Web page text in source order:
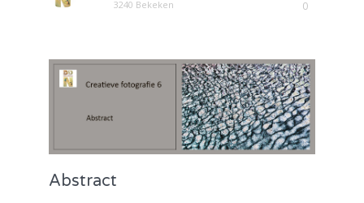
3240 Bekeken 0
Abstract